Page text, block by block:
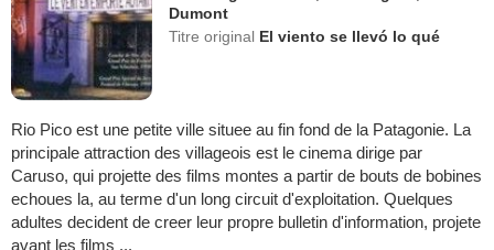
Dumont
Titre original El viento se llevó lo qué
Rio Pico est une petite ville situee au fin fond de la Patagonie. La
principale attraction des villageois est le cinema dirige par
Caruso, qui projette des films montes a partir de bouts de bobines
echoues la, au terme d'un long circuit d'exploitation. Quelques
adultes decident de creer leur propre bulletin d'information, projete
avant les films ...